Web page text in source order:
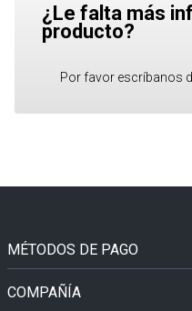
¿Le falta más
producto?
Por favor escríbanos
MÉTODOS DE PAGO
COMPAÑÍA